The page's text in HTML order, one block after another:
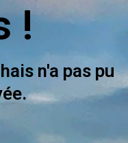
!
n'a pas pu